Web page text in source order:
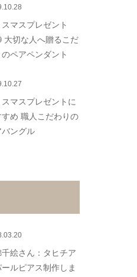
スマスプレゼント
大切な人へ贈るこだ
のペアペンダント
スマスプレゼントに
すめ 職人こだわりの
バングル
千絵さん：タヒチア
ールピアス制作しま